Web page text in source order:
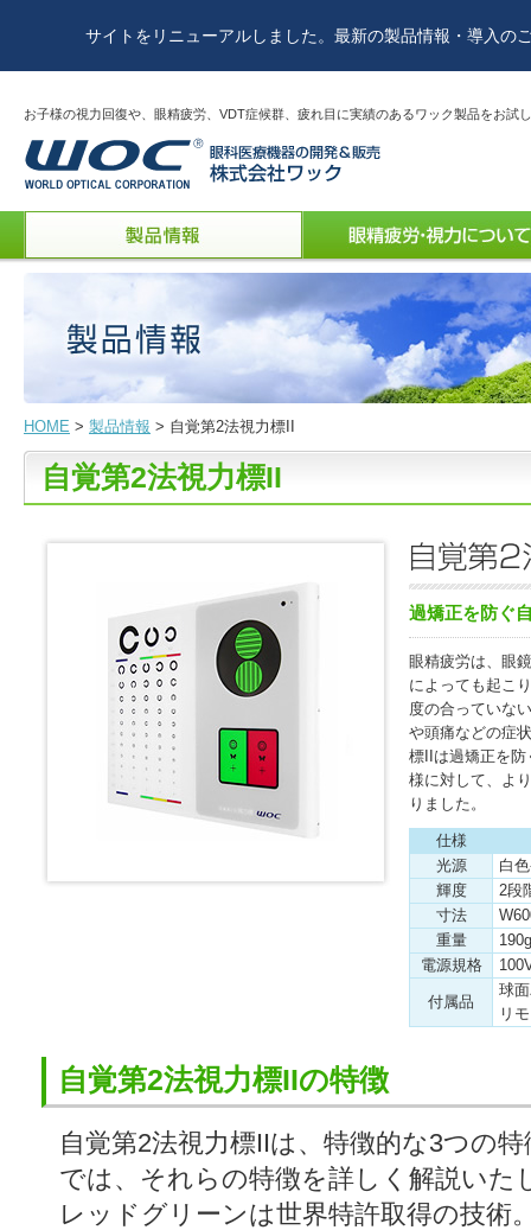
サイトをリニューアルしました。最新の製品情報・導入の
お子様の視力回復や、眼精疲労、VDT症候群、疲れ目に実績のあるワック製品をお試
HOME > 製品情報 > 自覚第2法視力標II
自覚第2法視力標II
過矯正を防ぐ
眼精疲労は、眼
によっても起こ
度の合っていな
や頭痛などの症
標IIは過矯正を防
様に対して、よ
りました。
仕様
光源
白
輝度
2段
寸法
重量
電源規格
付属品
球
リ
自覚第2法視力標IIの特徴
自覚第2法視力標IIは、特徴的な3つの
では、それらの特徴を詳しく解説いた
レッドグリーンは世界特許取得の技術